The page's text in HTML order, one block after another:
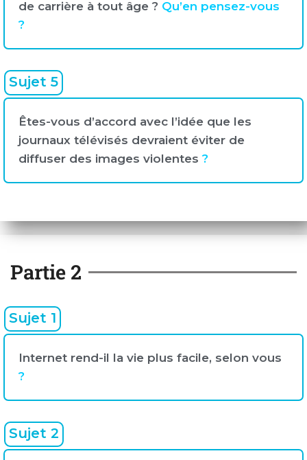
de carrière à tout âge ? Qu’en pensez-vous
?
Sujet 5
Êtes-vous d’accord avec l’idée que les
journaux télévisés devraient éviter de
diffuser des images violentes?
Partie 2
Sujet 1
Internet rend-il la vie plus facile, selon vous
?
Sujet 2